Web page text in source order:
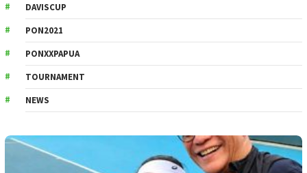
DAVISCUP
PON2021
PONXXPAPUA
TOURNAMENT
NEWS